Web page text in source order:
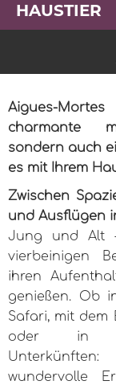
HAUSTIER
Aigues-
charmante
sondern auch
es mit Ihrem
Zwischen
und Ausflügen
Jung und Alt
vierbeinigen
ihren
genießen. Ob
Safari, mit dem
oder in
wundervolle